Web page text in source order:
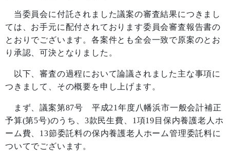
当委員会に付託されました議案の審査結果につきまし
ては、お手元に配付されております委員会審査報告書の
とおりでございます。各案件とも全会一致で原案のとお
り承認、可決となりました。
以下、審査の過程において論議されました主な事項に
つきまして、その概要を申し上げます。
まず、議案第87号 平成21年度八幡浜市一般会計補正
予算(第5号)のうち、 3款民生費、 1 項19 目保内養護老人ホ
ーム費、 13節委託料の保内養護老人ホーム管理委託料に
ついてでございます。